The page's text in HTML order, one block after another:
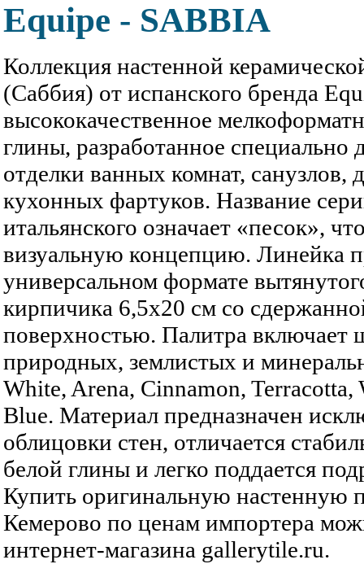
Equipe - SABBIA
Коллекция настенной
(Саббия) от испанского бренда
высококачественное
глины, разработанное специально
отделки ванных комнат, санузлов,
кухонных фартуков. Название
итальянского означает «песок»,
визуальную концепцию. Линейка
универсальном формате
кирпичика 6,5x20 см со
поверхностью. Палитра включает
природных, землистых и
White, Arena, Cinnamon, Terracotta,
Blue. Материал предназначен
облицовки стен, отличается
белой глины и легко поддается
Купить оригинальную настенную
Кемерово по ценам импортера
интернет-магазина gallerytile.ru.